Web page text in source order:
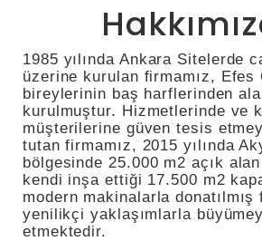
1985 yılında Ankara Sitelerde
üzerine kurulan firmamız,
bireylerinin baş harflerinden
kurulmuştur. Hizmetlerinde ve
müşterilerine güven tesis
tutan firmamız, 2015 yılında
bölgesinde 25.000 m2 açık
kendi inşa ettiği 17.500 m2
modern makinalarla donatılmış
yenilikçi yaklaşımlarla
etmektedir.